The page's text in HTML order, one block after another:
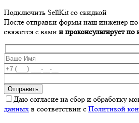
Подключить SellKit со скидкой
После отправки формы наш инженер по
свяжется с вами и проконсультирует по
Даю согласие на сбор и обработку
данных в соответствии с Политикой